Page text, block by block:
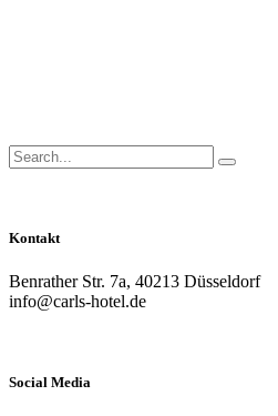
Search
for:
Search...
Kontakt
Benrather Str. 7a, 40213 Düsseldorf
info@carls-hotel.de
Social Media